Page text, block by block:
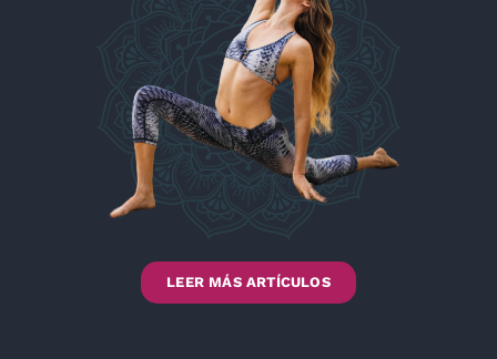
LEER MÁS ARTÍCULOS